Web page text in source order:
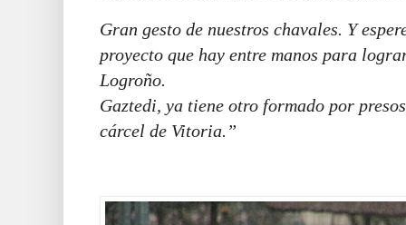
Gran gesto de nuestros chavales. Y
proyecto que hay entre manos para
Logroño.
Gaztedi, ya tiene otro formado por
cárcel de Vitoria.”